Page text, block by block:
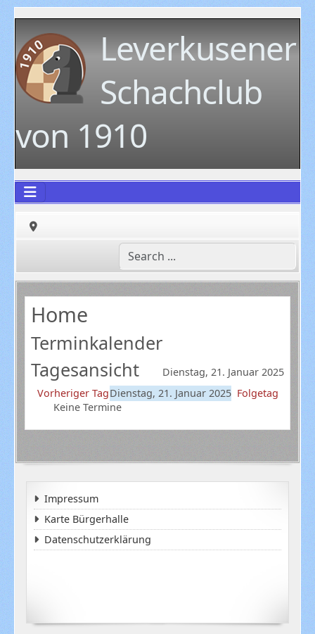
Leverkusener
Schachclub
von 1910
Home
Terminkalender
Tagesansicht
Dienstag, 21. Januar 2025
Vorheriger TagDienstag, 21. Januar 2025 Folgetag
Keine Termine
Impressum
Karte Bürgerhalle
Datenschutzerklärung